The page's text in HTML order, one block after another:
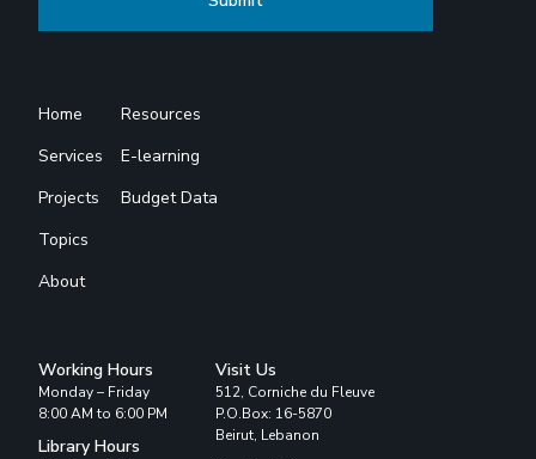
Home
Services
Projects
Topics
About
Resources
E-learning
Budget Data
Working Hours
Monday – Friday
8:00 AM to 6:00 PM
Library Hours
Visit Us
512, Corniche du Fleuve
P.O.Box: 16-5870
Beirut, Lebanon